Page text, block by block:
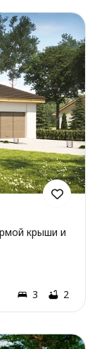
крыши и
3 2